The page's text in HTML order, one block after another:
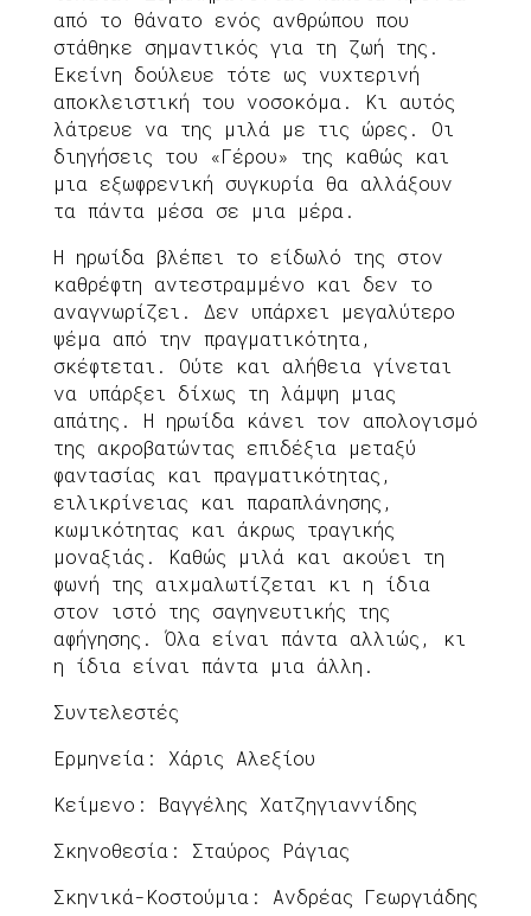
από το θάνατο ενός ανθρώπου που
στάθηκε σημαντικός για τη ζωή της.
Εκείνη δούλευε τότε ως νυχτερινή
αποκλειστική του νοσοκόμα. Κι αυτός
λάτρευε να της μιλά με τις ώρες. Οι
διηγήσεις του «Γέρου» της καθώς και
μια εξωφρενική συγκυρία θα αλλάξουν
τα πάντα μέσα σε μια μέρα.
Η ηρωίδα βλέπει το είδωλό της στον
καθρέφτη αντεστραμμένο και δεν το
αναγνωρίζει. Δεν υπάρχει μεγαλύτερο
ψέμα από την πραγματικότητα,
σκέφτεται. Ούτε και αλήθεια γίνεται
να υπάρξει δίχως τη λάμψη μιας
απάτης. Η ηρωίδα κάνει τον απολογισμό
της ακροβατώντας επιδέξια μεταξύ
φαντασίας και πραγματικότητας,
ειλικρίνειας και παραπλάνησης,
κωμικότητας και άκρως τραγικής
μοναξιάς. Καθώς μιλά και ακούει τη
φωνή της αιχμαλωτίζεται κι η ίδια
στον ιστό της σαγηνευτικής της
αφήγησης. Όλα είναι πάντα αλλιώς, κι
η ίδια είναι πάντα μια άλλη.
Συντελεστές
Ερμηνεία: Χάρις Αλεξίου
Κείμενο: Βαγγέλης Χατζηγιαννίδης
Σκηνοθεσία: Σταύρος Ράγιας
Σκηνικά-Κοστούμια: Ανδρέας Γεωργιάδης